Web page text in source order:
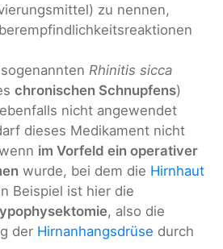
zu nennen,
Rhinitis sicca
chronischen Schnupfens)
ebenfalls nicht angewendet
dieses Medikament nicht
im Vorfeld ein operativer
wurde, bei dem die Hirnhaut
Beispiel ist hier die
, also die
der Hirnanhangsdrüse durch